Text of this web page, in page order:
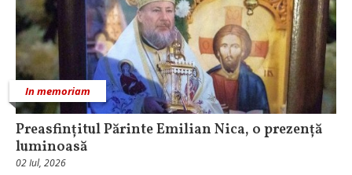
In memoriam
Preasfințitul Părinte Emilian Nica, o prezență
luminoasă
02 Iul, 2026